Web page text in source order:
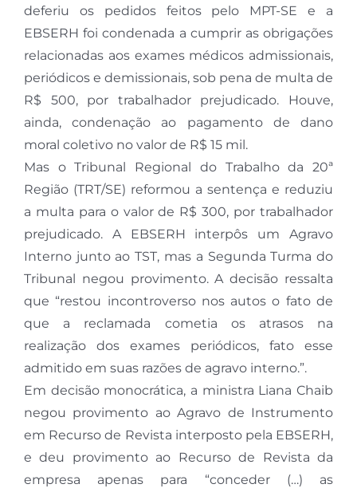
deferiu os pedidos feitos pelo MPT-SE e a
EBSERH foi condenada a cumprir as obrigações
relacionadas aos exames médicos admissionais,
periódicos e demissionais, sob pena de multa de
R$ 500, por trabalhador prejudicado. Houve,
ainda, condenação ao pagamento de dano
moral coletivo no valor de R$ 15 mil.
Mas o Tribunal Regional do Trabalho da 20ª
Região (TRT/SE) reformou a sentença e reduziu
a multa para o valor de R$ 300, por trabalhador
prejudicado. A EBSERH interpôs um Agravo
Interno junto ao TST, mas a Segunda Turma do
Tribunal negou provimento. A decisão ressalta
que “restou incontroverso nos autos o fato de
que a reclamada cometia os atrasos na
realização dos exames periódicos, fato esse
admitido em suas razões de agravo interno.”.
Em decisão monocrática, a ministra Liana Chaib
negou provimento ao Agravo de Instrumento
em Recurso de Revista interposto pela EBSERH,
e deu provimento ao Recurso de Revista da
empresa apenas para “conceder (…) as